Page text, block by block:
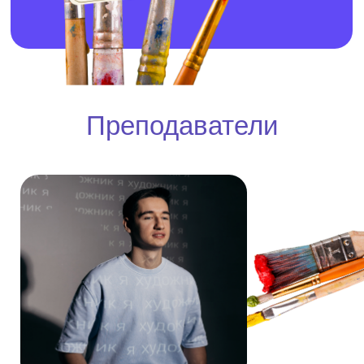
Преподаватели
масляной живописью. Научитесь
смешивать любые цвета, создавать
психологию цвета для эмоционального
воздействия на зрителя.
Портретная живопись и анатомия
Освоите построение головы человека,
изучите анатомию лица, научитесь
передавать эмоции и характер через